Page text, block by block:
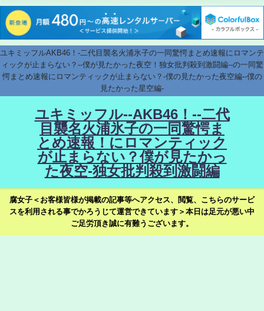
ユキミッフルAKB46！-二代目襲名火浦氷子の一同驚愕まとめ速報にロマンテ
ィックが止まらない？--僕が見たかった夜空！独女批判殺到激闘編--の一同驚
愕まとめ速報にロマンティックが止まらない？-僕の見たかった夜空編--僕の
見たかった星空編-
ユキミッフル--AKB46！--二代
目襲名火浦氷子の一同驚愕ま
とめ速報！にロマンティック
が止まらない？僕が見たかっ
た夜空-独女批判殺到激闘編
腐女子＜お客様皆様が掲載の記事等へアクセス、閲覧、こちらのサービ
スを利用される事でかろうじて運営できています＞本日は足元が悪い中
ご足労頂き誠に有難うございます。